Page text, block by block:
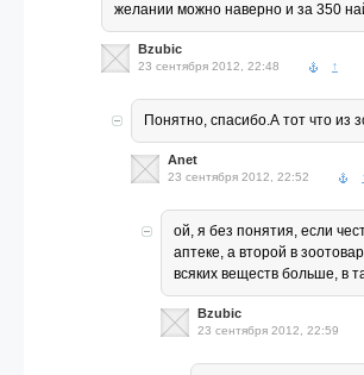
желании можно наверно и за 350
Bzubic
23 сентября 2012, 22:48 ↑
Понятно, спасибо.А тот что из
Anet
23 сентября 2012, 22:52
ой, я без понятия, если
аптеке, а второй в
всяких веществ больше, в
Bzubic
23 сентября 2012, 22:59